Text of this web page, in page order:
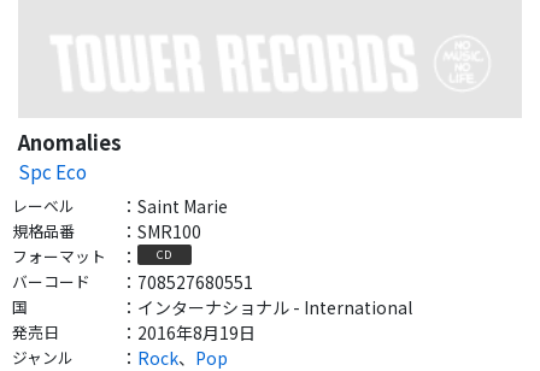
Anomalies
Spc Eco
レーベル ： Saint Marie
規格品番 ： SMR100
フォーマット ： CD
バーコード ： 708527680551
国 ： インターナショナル - International
発売日 ： 2016年8月19日
ジャンル ： Rock、 Pop